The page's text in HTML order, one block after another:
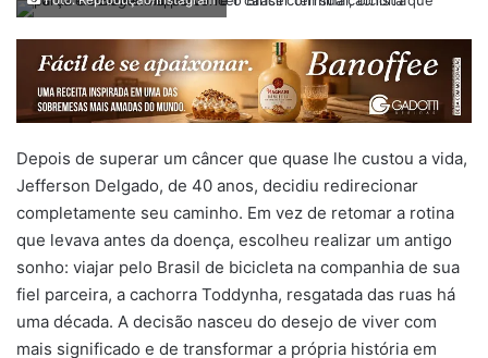
Depois de superar um câncer que quase lhe custou a vida,
Jefferson Delgado, de 40 anos, decidiu redirecionar
completamente seu caminho. Em vez de retomar a rotina
que levava antes da doença, escolheu realizar um antigo
sonho: viajar pelo Brasil de bicicleta na companhia de sua
fiel parceira, a cachorra Toddynha, resgatada das ruas há
uma década. A decisão nasceu do desejo de viver com
mais significado e de transformar a própria história em